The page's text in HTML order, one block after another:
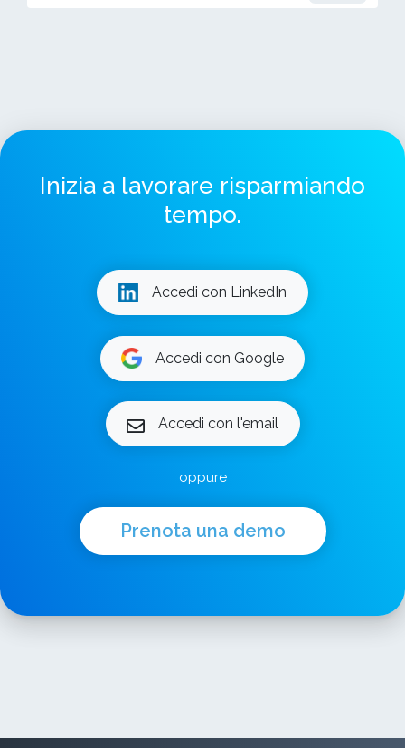
Inizia a lavorare risparmiando
tempo.
Accedi con LinkedIn
Accedi con Google
Accedi con l'email
oppure
Prenota una demo